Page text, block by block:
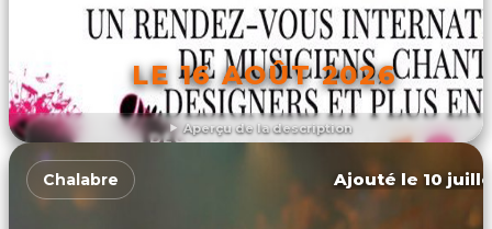
Aperçu de la description
LE 16 AOÛT 2026
DÉCOUVRIR L'ÉVÉNEMENT
Chalabre Ajouté le 10